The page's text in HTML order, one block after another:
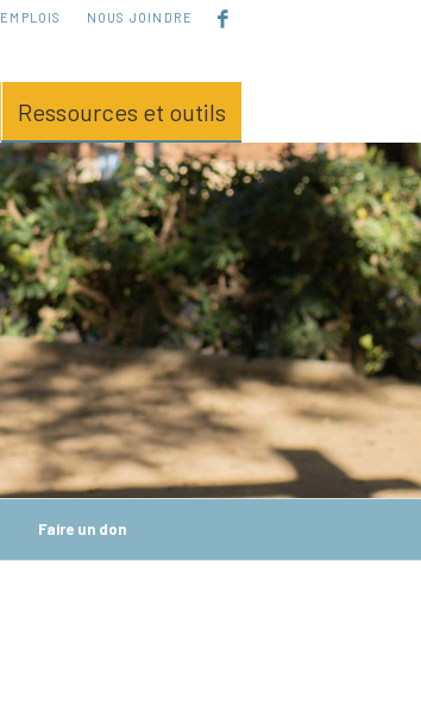
EMPLOIS NOUS JOINDRE
Ressources et outils
Faire un don